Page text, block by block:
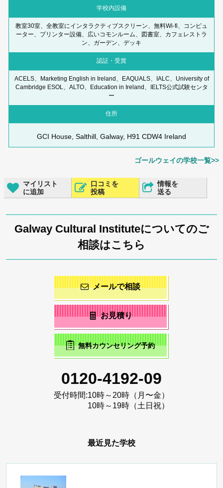
学校内設備
教室30室、全教室にインタラクティブスクリーン、無料Wi-fi、コンピュ
ーター、プリンター設備、広いコモンルーム、図書室、カフェレストラ
ン、ガーデン、デッキ
認証・受賞
ACELS、Marketing English in Ireland、EAQUALS、IALC、University of
Cambridge ESOL、ALTO、Education in Ireland、IELTS公式試験センタ
ー
住所
GCI House, Salthill, Galway, H91 CDW4 Ireland
ゴールウェイの学校一覧>>
マイリスト
に追加
口コミを
投稿
情報を
送る
Galway Cultural Instituteについてのご
相談はこちら
メールで相談
お見積り
無料カウンセリング予約
0120-4192-09
受付時間:10時～20時（月〜金）
10時～19時（土日祝）
最近見た学校